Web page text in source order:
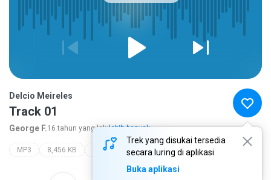
Trek yang disukai tersedia
secara luring di aplikasi
Buka aplikasi
Delcio Meireles
Track 01
George F.16 tahun yang lalulebih banyak...
MP3 8,456 KB Other delcio meireles